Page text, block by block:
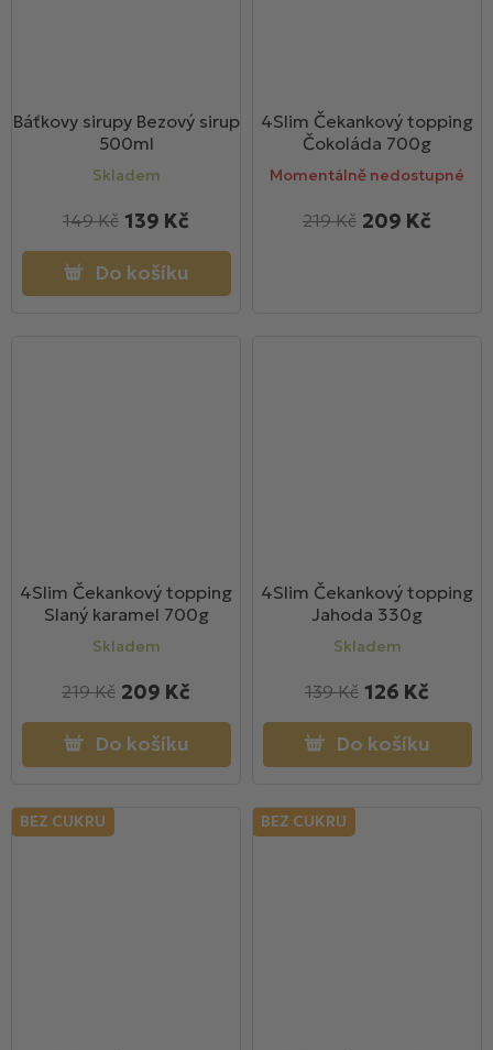
Báťkovy sirupy Bezový sirup
500ml
Skladem
139 Kč
149 Kč
Do košíku
4Slim Čekankový topping
Čokoláda 700g
Momentálně nedostupné
209 Kč
219 Kč
4Slim Čekankový topping
Slaný karamel 700g
Skladem
209 Kč
219 Kč
Do košíku
4Slim Čekankový topping
Jahoda 330g
Skladem
126 Kč
139 Kč
Do košíku
BEZ CUKRU BEZ CUKRU